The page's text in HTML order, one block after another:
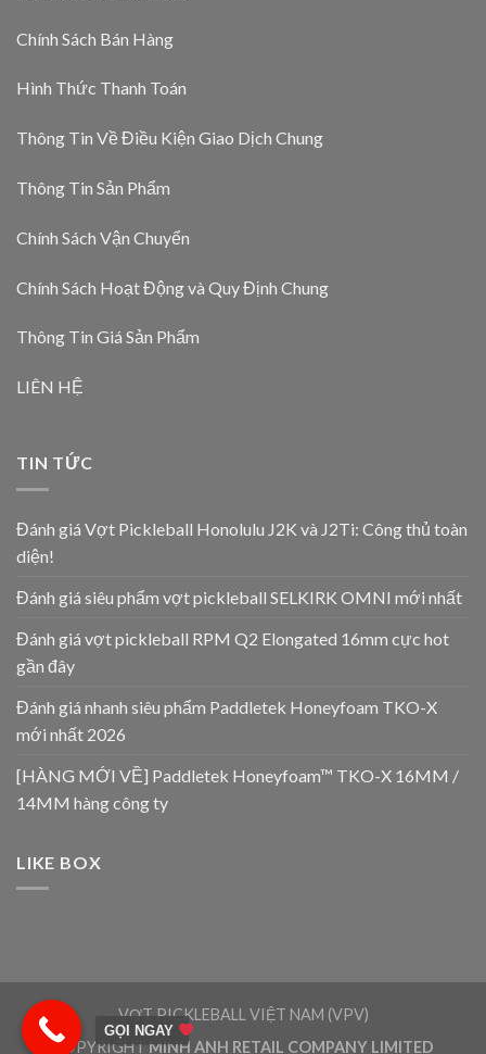
Chính Sách Bán Hàng
Hình Thức Thanh Toán
Thông Tin Về Điều Kiện Giao Dịch Chung
Thông Tin Sản Phẩm
Chính Sách Vận Chuyển
Chính Sách Hoạt Động và Quy Định Chung
Thông Tin Giá Sản Phẩm
LIÊN HỆ
TIN TỨC
Đánh giá Vợt Pickleball Honolulu J2K và J2Ti: Công thủ toàn
diện!
Đánh giá siêu phẩm vợt pickleball SELKIRK OMNI mới nhất
Đánh giá vợt pickleball RPM Q2 Elongated 16mm cực hot
gần đây
Đánh giá nhanh siêu phẩm Paddletek Honeyfoam TKO-X
mới nhất 2026
[HÀNG MỚI VỀ] Paddletek Honeyfoam™ TKO-X 16MM /
14MM hàng công ty
LIKE BOX
VỢT PICKLEBALL VIỆT NAM (VPV)
COPYRIGHT MINH ANH RETAIL COMPANY LIMITED
GỌI NGAY